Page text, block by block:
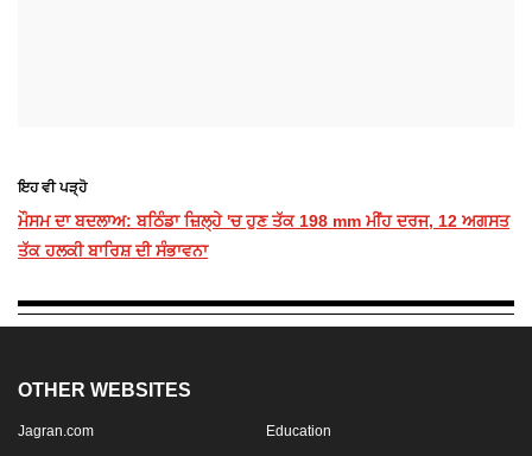
ਇਹ ਵੀ ਪੜ੍ਹੋ
ਮੌਸਮ ਦਾ ਬਦਲਾਅ: ਬਠਿੰਡਾ ਜ਼ਿਲ੍ਹੇ 'ਚ ਹੁਣ ਤੱਕ 198 mm ਮੀਂਹ ਦਰਜ, 12 ਅਗਸਤ
ਤੱਕ ਹਲਕੀ ਬਾਰਿਸ਼ ਦੀ ਸੰਭਾਵਨਾ
OTHER WEBSITES
Jagran.com Education